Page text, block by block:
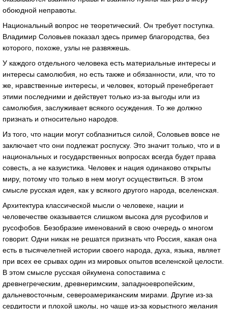
обоюдной неправоты.
Национальный вопрос не теоретический. Он требует поступка.
Владимир Соловьев показал здесь пример благородства, без
которого, похоже, узлы не развяжешь.
У каждого отдельного человека есть материальные интересы и
интересы самолюбия, но есть также и обязанности, или, что то
же, нравственные интересы, и человек, который пренебрегает
этими последними и действует только из-за выгоды или из
самолюбия, заслуживает всякого осуждения. То же должно
признать и относительно народов.
Из того, что нации могут соблазниться силой, Соловьев вовсе не
заключает что они подлежат роспуску. Это значит только, что и в
национальных и государственных вопросах всегда будет права
совесть, а не казуистика. Человек и нация одинаково открыты
миру, потому что только в нем могут осуществиться. В этом
смысле русская идея, как у всякого другого народа, вселенская.
Архитектура классической мысли о человеке, нации и
человечестве оказывается слишком высока для русофилов и
русофобов. Безобразие именований в свою очередь о многом
говорит. Одни никак не решатся признать что Россия, какая она
есть в тысячелетней истории своего народа, духа, языка, являет
при всех ее срывах один из мировых опытов вселенской целости.
В этом смысле русская ойкумена сопоставима с
древнегреческим, древнеримским, западноевропейским,
дальневосточным, североамериканским мирами. Другие из-за
сердитости и плохой школы, но чаще из-за корыстного желания